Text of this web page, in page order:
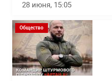
28 июня, 15:05
Общество